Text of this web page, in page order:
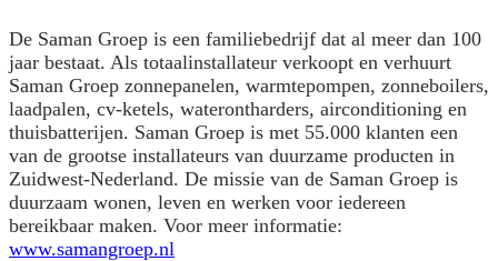
De Saman Groep is een familiebedrijf dat al meer dan 100
jaar bestaat. Als totaalinstallateur verkoopt en verhuurt
Saman Groep zonnepanelen, warmtepompen, zonneboilers,
laadpalen, cv-ketels, waterontharders, airconditioning en
thuisbatterijen. Saman Groep is met 55.000 klanten een
van de grootse installateurs van duurzame producten in
Zuidwest-Nederland. De missie van de Saman Groep is
duurzaam wonen, leven en werken voor iedereen
bereikbaar maken. Voor meer informatie:
www.samangroep.nl